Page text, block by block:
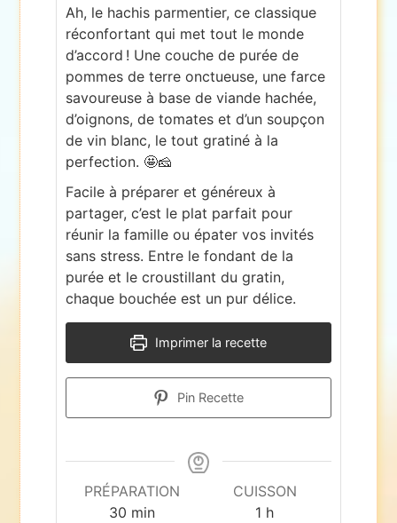
Ah, le hachis parmentier, ce classique
réconfortant qui met tout le monde
d’accord ! Une couche de purée de
pommes de terre onctueuse, une farce
savoureuse à base de viande hachée,
d’oignons, de tomates et d’un soupçon
de vin blanc, le tout gratiné à la
perfection. 🤩🧀
Facile à préparer et généreux à
partager, c’est le plat parfait pour
réunir la famille ou épater vos invités
sans stress. Entre le fondant de la
purée et le croustillant du gratin,
chaque bouchée est un pur délice.
Imprimer la recette
Pin Recette
PRÉPARATION
30 minutes
min
CUISSON
1 heure
h